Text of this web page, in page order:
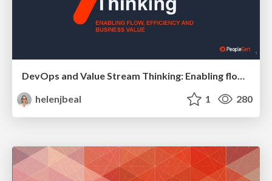
DevOps and Value Stream Thinking: Enabling flow, efficiency and business value
helenjbeal
1 280